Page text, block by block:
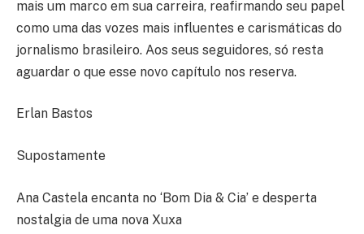
mais um marco em sua carreira, reafirmando seu papel
como uma das vozes mais influentes e carismáticas do
jornalismo brasileiro. Aos seus seguidores, só resta
aguardar o que esse novo capítulo nos reserva.
Erlan Bastos
Supostamente
Ana Castela encanta no ‘Bom Dia & Cia’ e desperta
nostalgia de uma nova Xuxa